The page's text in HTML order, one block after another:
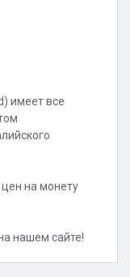
имеет все
на монету
нашем сайте!